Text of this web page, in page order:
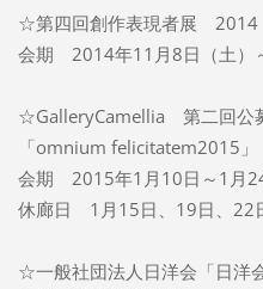
☆第四回創作表現者展 2014
会期 2014年11月8日（土）
☆GalleryCamellia 第二回公
「omnium felicitatem2015」
会期 2015年1月10日～1月
休廊日 1月15日、19日、22
☆一般社団法人日洋会「日